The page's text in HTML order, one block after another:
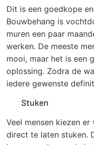
Dit is een goedkope
Bouwbehang is
muren een paar
werken. De meeste
mooi, maar het is een
oplossing. Zodra de
iedere gewenste
Stuken
Veel mensen kiezen
direct te laten stuken.